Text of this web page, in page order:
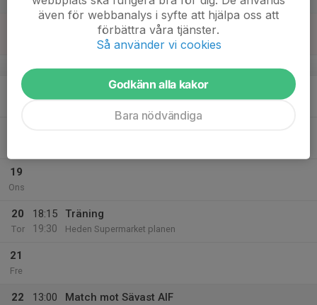
17
18:15
19
Ons
20
Tor
18:15
19:30
Träning
Heden Supermarket planen
21
Fre
22
13:00
Match mot Sävast AIF
även för webbanalys i syfte att hjälpa oss att
förbättra våra tjänster.
Så använder vi cookies
Godkänn alla kakor
Bara nödvändiga